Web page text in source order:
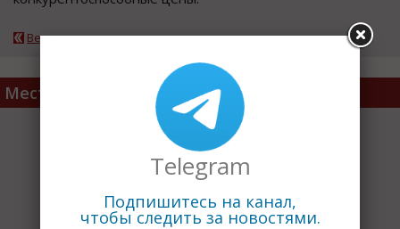
Вернуться к каталогу
Место расположения
Telegram
Подпишитесь на канал,
чтобы следить за новостями.